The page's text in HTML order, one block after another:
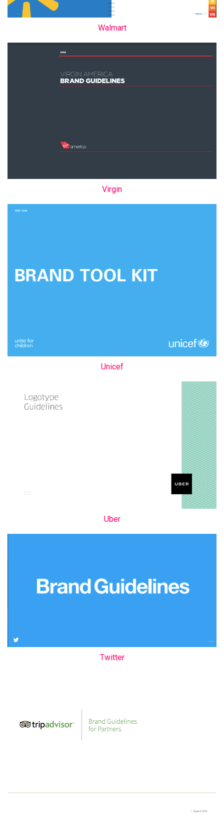
Walmart
Virgin
Unicef
Uber
Twitter